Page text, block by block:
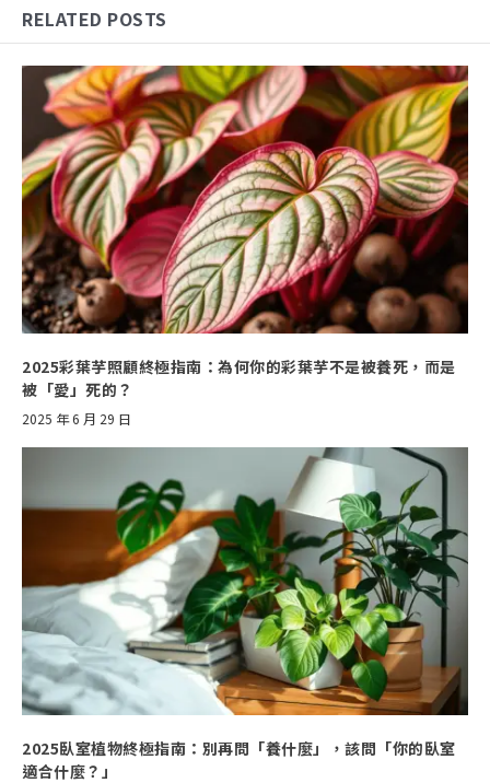
RELATED POSTS
2025彩葉芋照顧終極指南：為何你的彩葉芋不是被養死，而是
被「愛」死的？
2025 年 6 月 29 日
2025臥室植物終極指南：別再問「養什麼」，該問「你的臥室
適合什麼？」